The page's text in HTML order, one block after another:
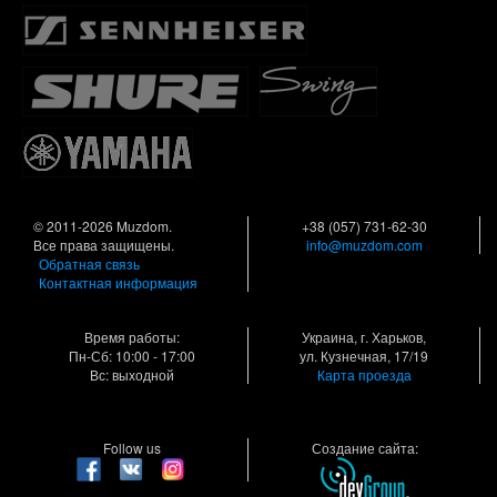
© 2011-2026 Muzdom.
Все права защищены.
Обратная связь
Контактная информация
+38 (057) 731-62-30
info@muzdom.com
Время работы:
Пн-Сб: 10:00 - 17:00
Вс: выходной
Украина, г. Харьков,
ул. Кузнечная, 17/19
Карта проезда
Follow us Создание сайта: